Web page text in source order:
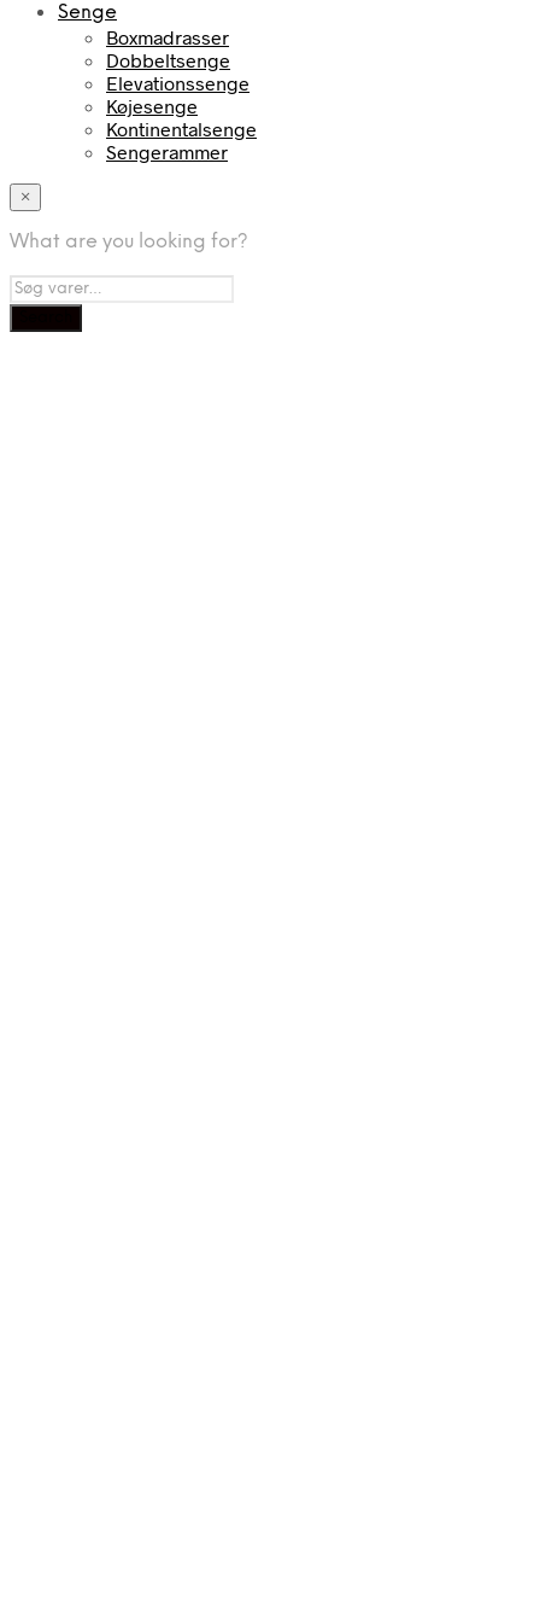
Senge
Boxmadrasser
Dobbeltsenge
Elevationssenge
Køjesenge
Kontinentalsenge
Sengerammer
×
What are you looking for?